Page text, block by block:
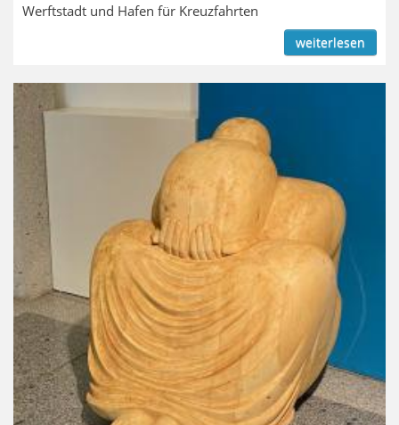
Werftstadt und Hafen für Kreuzfahrten
weiterlesen